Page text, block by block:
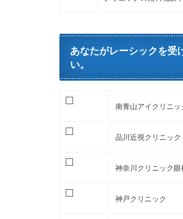
あなたがレーシックを受
い。
南青山アイクリニッ
品川近視クリニック
神奈川クリニック眼
神戸クリニック